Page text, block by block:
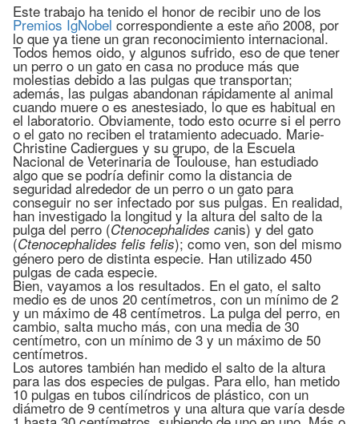
Este trabajo ha tenido el honor de recibir uno de los
Premios IgNobel correspondiente a este año 2008, por
lo que ya tiene un gran reconocimiento internacional.
Todos hemos oido, y algunos sufrido, eso de que tener
un perro o un gato en casa no produce más que
molestias debido a las pulgas que transportan;
además, las pulgas abandonan rápidamente al animal
cuando muere o es anestesiado, lo que es habitual en
el laboratorio. Obviamente, todo esto ocurre si el perro
o el gato no reciben el tratamiento adecuado. Marie-
Christine Cadiergues y su grupo, de la Escuela
Nacional de Veterinaria de Toulouse, han estudiado
algo que se podría definir como la distancia de
seguridad alrededor de un perro o un gato para
conseguir no ser infectado por sus pulgas. En realidad,
han investigado la longitud y la altura del salto de la
pulga del perro (Ctenocephalides canis) y del gato
(Ctenocephalides felis felis); como ven, son del mismo
género pero de distinta especie. Han utilizado 450
pulgas de cada especie.
Bien, vayamos a los resultados. En el gato, el salto
medio es de unos 20 centímetros, con un mínimo de 2
y un máximo de 48 centímetros. La pulga del perro, en
cambio, salta mucho más, con una media de 30
centímetro, con un mínimo de 3 y un máximo de 50
centímetros.
Los autores también han medido el salto de la altura
para las dos especies de pulgas. Para ello, han metido
10 pulgas en tubos cilíndricos de plástico, con un
diámetro de 9 centímetros y una altura que varía desde